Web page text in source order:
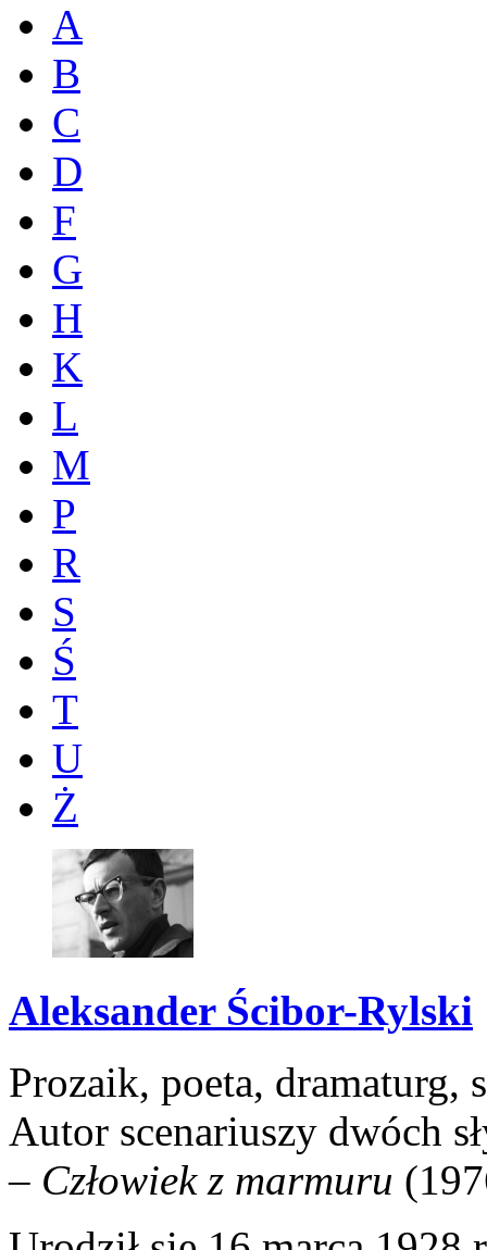
A
B
C
D
F
G
H
K
L
M
P
R
S
Ś
T
U
Ż
Aleksander Ścibor-Rylski
Prozaik, poeta, dramaturg,
Autor scenariuszy dwóch
– Człowiek z marmuru